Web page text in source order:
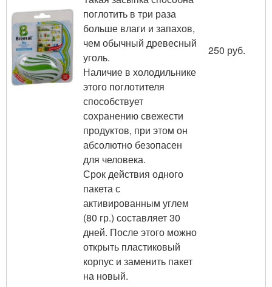
поглотить в три раза
больше влаги и запахов,
чем обычный древесный
уголь.
Наличие в холодильнике
этого поглотителя
способствует
сохранению свежести
продуктов, при этом он
абсолютно безопасен
для человека.
Срок действия одного
пакета с
активированным углем
(80 гр.) составляет 30
дней. После этого можно
открыть пластиковый
корпус и заменить пакет
на новый.
250 руб.